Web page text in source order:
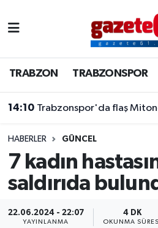
TRABZON TRABZONSPOR
14:10 Trabzonspor'da flaş
HABERLER GÜNCEL
7 kadın
saldırıda
22.06.2024 - 22:07
YAYINLANMA
4 DK
OKUNMA
TRABZONSPOR
ÖZEL HABER
KAYNAR KAZAN
SİYASET
Trabzon Nöbetçi
Trabzon Hava Durumu
Trabzon Namaz Vakitleri
Trabzon Trafik Yoğunluk
Süper Lig Puan Durumu